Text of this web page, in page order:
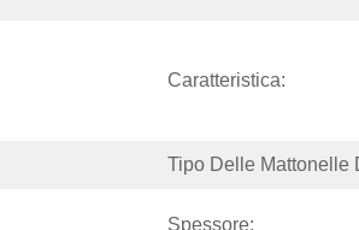
Caratteristica:
Tipo Delle Mattonelle
Spessore: